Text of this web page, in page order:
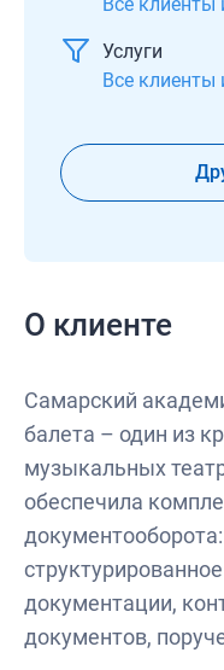
Услуги
Все клиенты
О клиенте
Самарский
балета – один из
музыкальных
обеспечила
документации,
документов,